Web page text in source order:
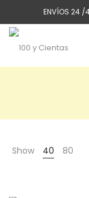
ENVÍOS 24 /
Show 40 80